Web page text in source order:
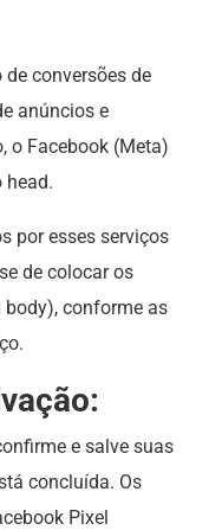
conversões de
anúncios e
o Facebook (Meta)
head.
por esses serviços
de colocar os
body), conforme as
e salve suas
concluída. Os
Pixel